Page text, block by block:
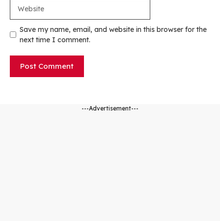
Save my name, email, and website in this browser for the
next time I comment.
---Advertisement---